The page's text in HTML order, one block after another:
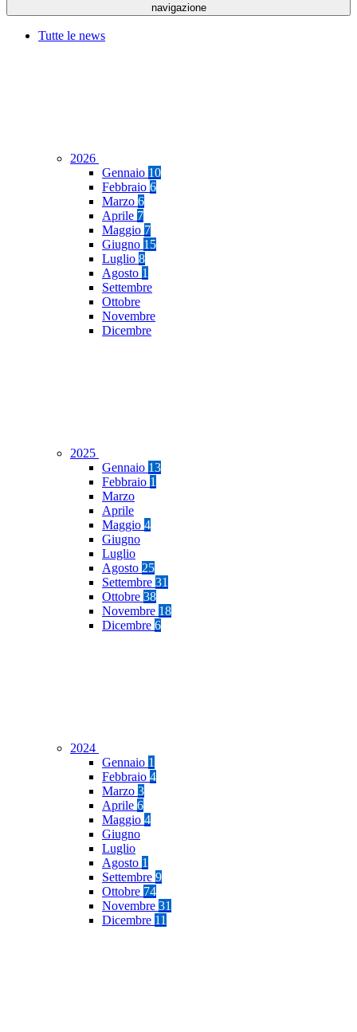
navigazione
Tutte le news
2026
Gennaio 10
Febbraio 6
Marzo 6
Aprile 7
Maggio 7
Giugno 15
Luglio 8
Agosto 1
Settembre
Ottobre
Novembre
Dicembre
2025
Gennaio 13
Febbraio 1
Marzo
Aprile
Maggio 4
Giugno
Luglio
Agosto 25
Settembre 31
Ottobre 38
Novembre 18
Dicembre 6
2024
Gennaio 1
Febbraio 4
Marzo 3
Aprile 6
Maggio 4
Giugno
Luglio
Agosto 1
Settembre 9
Ottobre 74
Novembre 31
Dicembre 11